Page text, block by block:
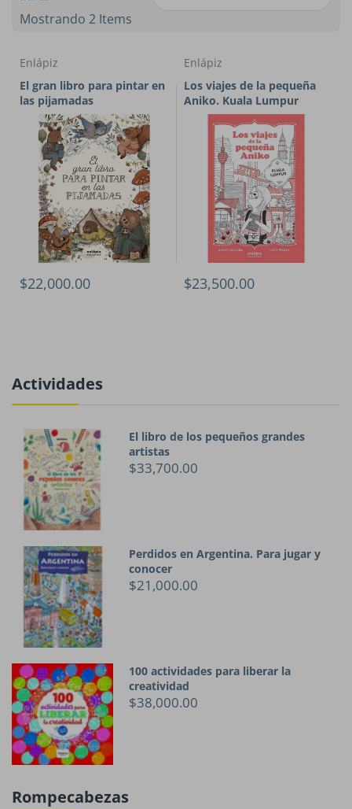
Mostrando 2 Items
Enlápiz
El gran libro para pintar en
las pijamadas
$22,000.00
Enlápiz
Los viajes de la pequeña
Aniko. Kuala Lumpur
$23,500.00
Actividades
El libro de los pequeños grandes
artistas
$33,700.00
Perdidos en Argentina. Para jugar y
conocer
$21,000.00
100 actividades para liberar la
creatividad
$38,000.00
Rompecabezas